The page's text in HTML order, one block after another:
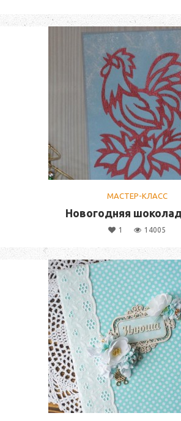
МАСТЕР-КЛАСС
Новогодняя
1 14005